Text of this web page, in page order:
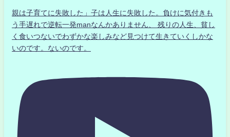
親は子育てに失敗した」子は人生に失敗した。負けに気付きも
う手遅れで逆転一発manなんかありません、 残りの人生、貧し
く食いつないでわずかな楽しみなど見つけて生きていくしかな
いのです。ないのです。